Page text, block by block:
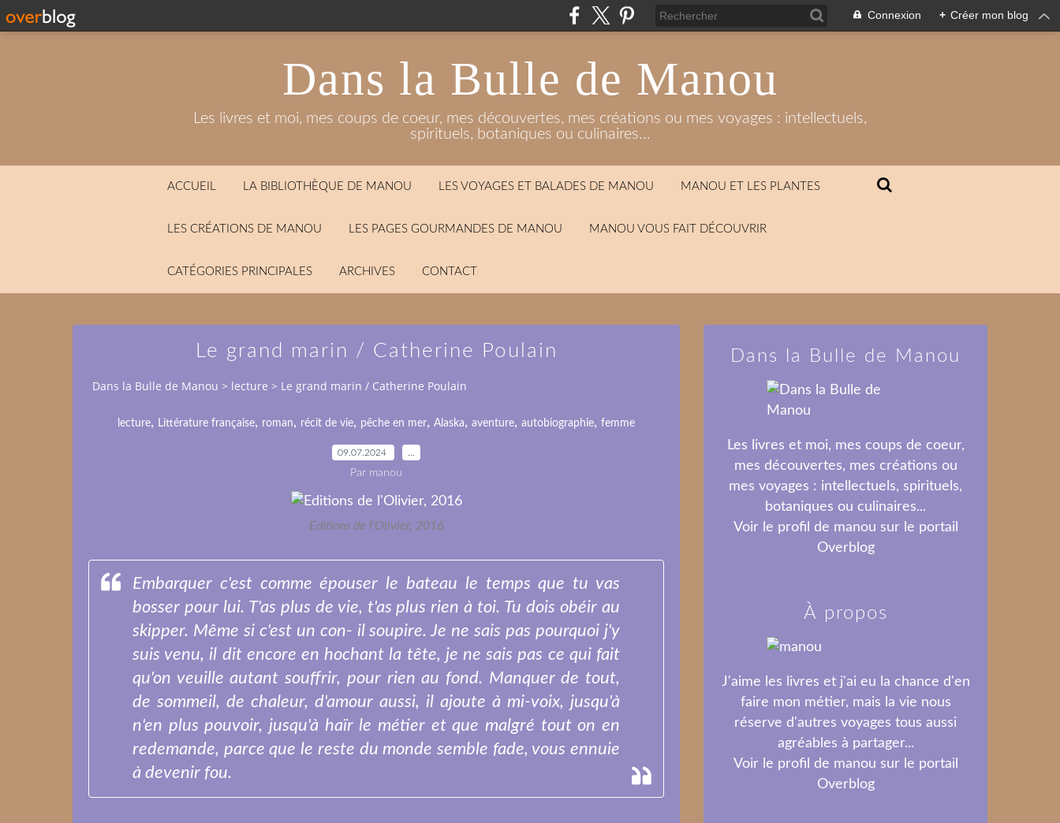
Connexion + Créer mon blog
Dans la Bulle de Manou
Les livres et moi, mes coups de coeur, mes découvertes, mes créations ou mes voyages : intellectuels,
spirituels, botaniques ou culinaires...
ACCUEIL LA BIBLIOTHÈQUE DE MANOU LES VOYAGES ET BALADES DE MANOU MANOU ET LES PLANTES
LES CRÉATIONS DE MANOU LES PAGES GOURMANDES DE MANOU MANOU VOUS FAIT DÉCOUVRIR
CATÉGORIES PRINCIPALES ARCHIVES CONTACT
Le grand marin / Catherine Poulain
Dans la Bulle de Manou > lecture > Le grand marin / Catherine Poulain
lecture, Littérature française, roman, récit de vie, pêche en mer, Alaska, aventure, autobiographie, femme
09.07.2024
Par manou
Editions de l'Olivier, 2016
Embarquer c'est comme épouser le bateau le temps que tu vas
bosser pour lui. T'as plus de vie, t'as plus rien à toi. Tu dois obéir au
skipper. Même si c'est un con- il soupire. Je ne sais pas pourquoi j'y
suis venu, il dit encore en hochant la tête, je ne sais pas ce qui fait
qu'on veuille autant souffrir, pour rien au fond. Manquer de tout,
de sommeil, de chaleur, d'amour aussi, il ajoute à mi-voix, jusqu'à
n'en plus pouvoir, jusqu'à haïr le métier et que malgré tout on en
redemande, parce que le reste du monde semble fade, vous ennuie
à devenir fou.
Dans la Bulle de Manou
Les livres et moi, mes coups de coeur,
mes découvertes, mes créations ou
mes voyages : intellectuels, spirituels,
botaniques ou culinaires...
Voir le profil de manou sur le portail
Overblog
À propos
J'aime les livres et j'ai eu la chance d'en
faire mon métier, mais la vie nous
réserve d'autres voyages tous aussi
agréables à partager...
Voir le profil de manou sur le portail
Overblog